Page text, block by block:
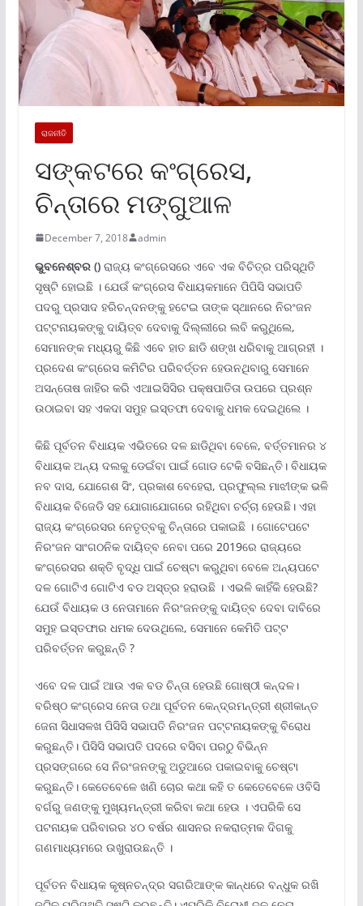
ରାଜନୀତି
ସଙ୍କଟରେ କଂଗ୍ରେସ,
ଚିନ୍ତାରେ ମଙ୍ଗୁଆଳ
December 7, 2018 admin
ଭୁବନେଶ୍ବର ()ରାଜ୍ୟ କଂଗ୍ରେସରେ ଏବେ ଏକ ବିଚିତ୍ର ପରିସ୍ଥିତି
ସୃଷ୍ଟି ହୋଇଛି । ଯେଉଁ କଂଗ୍ରେସ ବିଧାୟକମାନେ ପିପିସି ସଭାପତି
ପଦରୁ ପ୍ରସାଦ ହରିଚନ୍ଦନଙ୍କୁ ହଟେଇ ତାଙ୍କ ସ୍ଥାନରେ ନିରଂଜନ
ପଟ୍ଟନାୟକଙ୍କୁ ଦାୟିତ୍ବ ଦେବାକୁ ଦିଲ୍ଲୀରେ ଲବି କରୁଥିଲେ,
ସେମାନଙ୍କ ମଧ୍ୟରୁ କିଛି ଏବେ ହାତ ଛାଡି ଶଙ୍ଖ ଧରିବାକୁ ଆଗ୍ରହୀ ।
ପ୍ରଦେଶ କଂଗ୍ରେସ କମିଟିର ପରିବର୍ତ୍ତନ ହେଉନଥିବାରୁ ସେମାନେ
ଅସନ୍ତୋଷ ଜାହିର କରି ଏଆଇସିସିର ପକ୍ଷପାତିତା ଉପରେ ପ୍ରଶ୍ନ
ଉଠାଇବା ସହ ଏକଦା ସମୁହ ଇସ୍ତଫା ଦେବାକୁ ଧମକ ଦେଇଥିଲେ ।
କିଛି ପୂର୍ବତନ ବିଧାୟକ ଏଭିତରେ ଦଳ ଛାଡିଥିବା ବେଳେ, ବର୍ତ୍ତମାନର ୪
ବିଧାୟକ ଅନ୍ୟ ଦଲକୁ ଡେଇଁବା ପାଇଁ ଗୋଡ ଟେକି ବସିଛନ୍ତି। ବିଧାୟକ
ନବ ଦାସ, ଯୋଗେଶ ସିଂ, ପ୍ରକାଶ ବେହେରା, ପ୍ରଫୁଲ୍ଲ ମାଝୀଙ୍କ ଭଳି
ବିଧାୟକ ବିଜେଡି ସହ ଯୋଗାଯୋଗରେ ରହିଥିବା ଚର୍ଚ୍ଚା ହେଉଛି। ଏହା
ରାଜ୍ୟ କଂଗ୍ରେସର ନେତୃତ୍ବକୁ ଚିନ୍ତାରେ ପକାଇଛି । ଗୋଟେପଟେ
ନିରଂଜନ ସାଂଗଠନିକ ଦାୟିତ୍ବ ନେବା ପରେ 2019ରେ ରାଜ୍ୟରେ
କଂଗ୍ରେସର ଶକ୍ତି ବୃଦ୍ଧି ପାଇଁ ଚେଷ୍ଟା କରୁଥିବା ବେଳେ ଅନ୍ୟପଟେ
ଦଳ ଗୋଟିଏ ଗୋଟିଏ ବଡ ଅସ୍ତ୍ର ହରାଉଛି । ଏଭଳି କାହିଁକି ହେଉଛି?
ଯେଉଁ ବିଧାୟକ ଓ ନେତାମାନେ ନିରଂଜନଙ୍କୁ ଦାୟିତ୍ବ ଦେବା ଦାବିରେ
ସମୁହ ଇସ୍ତଫାର ଧମକ ଦେଉଥିଲେ, ସେମାନେ କେମିତି ପଟ୍ଟ
ପରିବର୍ତ୍ତନ କରୁଛନ୍ତି ?
ଏବେ ଦଳ ପାଇଁ ଆଉ ଏକ ବଡ ଚିନ୍ତା ହେଉଛି ଗୋଷ୍ଠୀ କନ୍ଦଳ।
ବରିଷ୍ଠ କଂଗ୍ରେସ ନେତା ତଥା ପୂର୍ବତନ କେନ୍ଦ୍ରମନ୍ତ୍ରୀ ଶ୍ରୀକାନ୍ତ
ଜେନା ସିଧାସଳଖ ପିସିସି ସଭାପତି ନିରଂଜନ ପଟ୍ଟନାୟକଙ୍କୁ ବିରୋଧ
କରୁଛନ୍ତି। ପିସିସି ସଭାପତି ପଦରେ ବସିବା ପରଠୁ ବିଭିନ୍ନ
ପ୍ରସଙ୍ଗରେ ସେ ନିରଂଜନଙ୍କୁ ଅଡୁଆରେ ପକାଇବାକୁ ଚେଷ୍ଟା
କରୁଛନ୍ତି। କେତେବେଳେ ଖଣି ଚୋର କଥା କହି ତ କେତେବେଳେ ଓବିସି
ବର୍ଗରୁ ଜଣଙ୍କୁ ମୁଖ୍ୟମନ୍ତ୍ରୀ କରିବା କଥା ହେଉ । ଏପରିକି ସେ
ପଟନାୟକ ପରିବାରର ୪୦ ବର୍ଷର ଶାସନର ନକରାତ୍ମକ ଦିଗକୁ
ଗଣମାଧ୍ୟମରେ ଉଖୁରାଉଛନ୍ତି ।
ପୂର୍ବତନ ବିଧାୟକ କୄଷ୍ନଚନ୍ଦ୍ର ସଗରିଆଙ୍କ କାନ୍ଧରେ ବନ୍ଧୁକ ରଖି